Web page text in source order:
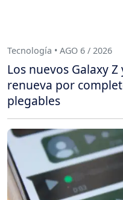
Tecnología • AGO 6 / 2026
Los nuevos Galaxy
renueva por
plegables